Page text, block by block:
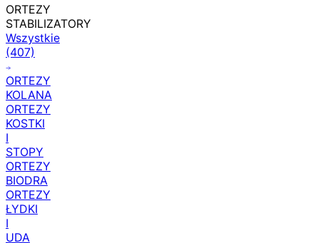
ORTEZY
STABILIZATORY
Wszystkie
(407)
ORTEZY
KOLANA
ORTEZY
KOSTKI
I
STOPY
ORTEZY
BIODRA
ORTEZY
ŁYDKI
I